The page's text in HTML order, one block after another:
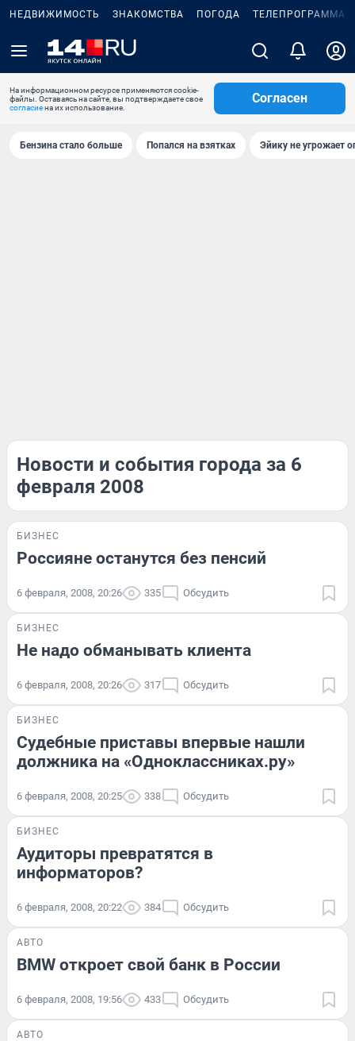
НЕДВИЖИМОСТЬ ЗНАКОМСТВА ПОГОДА ТЕЛЕПРОГРАММА
На информационном ресурсе применяются cookie-
файлы. Оставаясь на сайте, вы подтверждаете свое
согласиена их использование.
Согласен
Бензина стало больше Попался на взятках Эйику не угрожает
Новости и события города за 6
февраля 2008
БИЗНЕС
Россияне останутся без пенсий
6 февраля, 2008, 20:26 335 Обсудить
БИЗНЕС
Не надо обманывать клиента
6 февраля, 2008, 20:26 317 Обсудить
БИЗНЕС
Судебные приставы впервые нашли
должника на «Одноклассниках.ру»
6 февраля, 2008, 20:25 338 Обсудить
БИЗНЕС
Аудиторы превратятся в
информаторов?
6 февраля, 2008, 20:22 384 Обсудить
АВТО
BMW откроет свой банк в России
6 февраля, 2008, 19:56 433 Обсудить
АВТО